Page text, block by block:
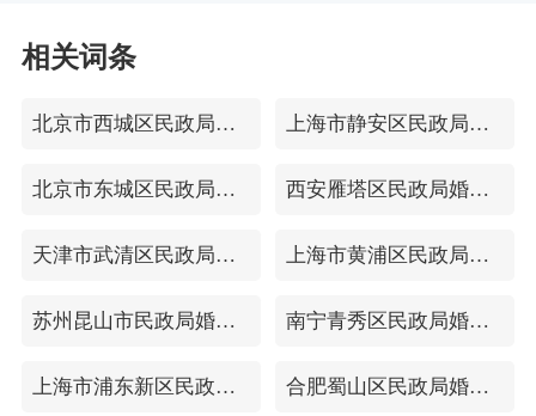
相关词条
北京市西城区民政局婚姻登记处 上海市静安区民政局婚姻登记处
北京市东城区民政局婚姻登记处 西安雁塔区民政局婚姻登记处
天津市武清区民政局婚姻登记处 上海市黄浦区民政局婚姻登记处
苏州昆山市民政局婚姻登记处 南宁青秀区民政局婚姻登记处
上海市浦东新区民政局婚姻登记处 合肥蜀山区民政局婚姻登记处